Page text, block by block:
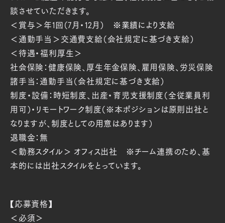
談させていただきます。
＜賞与＞年1回（7月・12月） ※業績により支給
＜通勤手当＞交通費支給（会社規定に基づき支給）
＜待遇・福利厚生＞
社会保険：健康保険、厚生年金保険、雇用保険、労災保険
諸手当：通勤手当（会社規定に基づき支給）
制度・設備：時短制度、出産・育児支援制度（全従業員利
用可）・リモートワーク制度（※本ポジションは原則出社と
なりますが、制度としての用意はあります）
退職金：無
＜勤務スタイル＞ オフィス出社 ※チーム連携のため、基
本的には出社スタイルをとっています。
【応募資格】
＜必須＞